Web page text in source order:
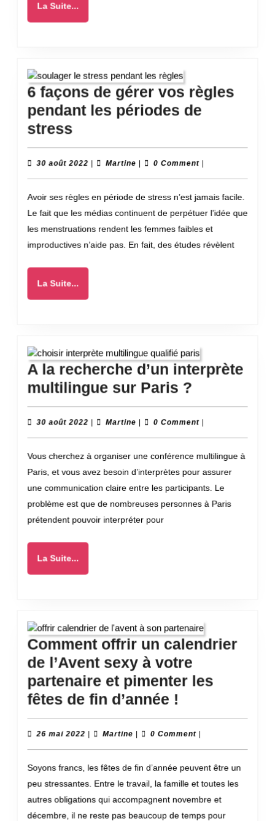
La Suite...
Suite...
6 façons de gérer vos règles
pendant les périodes de
stress6
façons
de
gérer
vos
règles
pendant
périodes
de
30 août 202230
| Martine Martine
| 0 Comment |
Avoir ses règles en période de stress n’est jamais facile.
Le fait que les médias continuent de perpétuer l’idée que
les menstruations rendent les femmes faibles et
improductives n’aide pas. En fait, des études révèlent
La Suite...
Suite...
A la recherche d’un interprète
multilingue sur Paris ?
la
recherche
d’un
interprète
multilingue
sur
30 août 202230
| Martine Martine
| 0 Comment |
Vous cherchez à organiser une conférence multilingue à
Paris, et vous avez besoin d’interprètes pour assurer
une communication claire entre les participants. Le
problème est que de nombreuses personnes à Paris
prétendent pouvoir interpréter pour
La Suite...
Suite...
Comment offrir un calendrier
de l’Avent sexy à votre
partenaire et pimenter les
fêtes de fin d’année !
offrir
un
calendrier
de
l’Avent
sexy
26 mai 202226
| Martine Martine
| 0 Comment |
Soyons francs, les fêtes de fin d’année peuvent être un
peu stressantes. Entre le travail, la famille et toutes les
autres obligations qui accompagnent novembre et
décembre, il ne reste pas beaucoup de temps pour